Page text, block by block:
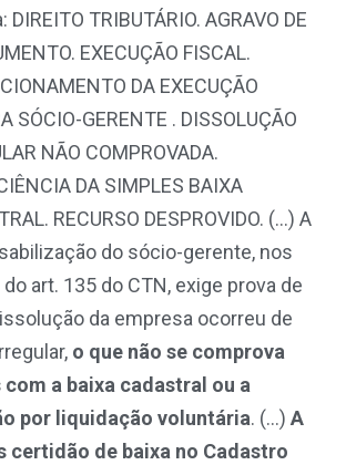
DIREITO TRIBUTÁRIO. AGRAVO DE
EXECUÇÃO FISCAL.
DA EXECUÇÃO
SÓCIO-GERENTE . DISSOLUÇÃO
NÃO COMPROVADA.
DA SIMPLES BAIXA
RECURSO DESPROVIDO. (…) A
do sócio-gerente, nos
art. 135 do CTN, exige prova de
da empresa ocorreu de
o que não se comprova
com a baixa cadastral ou a
por liquidação voluntária. (…)A
certidão de baixa no Cadastro